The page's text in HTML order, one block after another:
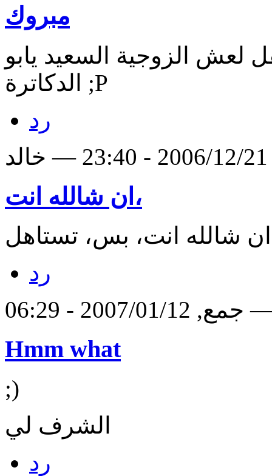
مبروك
لعش الزوجية السعيد يابو
الدكاترة ;P
رد
ان شالله انت،
ان شالله انت، بس، تستاهل
رد
12 - 06:29 —
Hmm what
;)
الشرف لي
رد